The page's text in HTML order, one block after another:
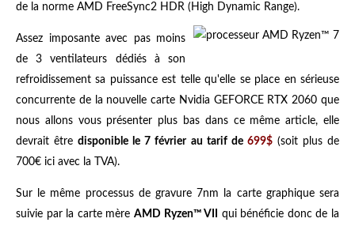
de la norme AMD FreeSync2 HDR (High Dynamic Range).
Assez imposante avec pas moins
de 3 ventilateurs dédiés à son
refroidissement sa puissance est telle qu'elle se place en sérieuse
concurrente de la nouvelle carte Nvidia GEFORCE RTX 2060 que
nous allons vous présenter plus bas dans ce même article, elle
devrait êtredisponible le 7 février au tarif de 699$(soit plus de
700€ ici avec la TVA).
Sur le même processus de gravure 7nm la carte graphique sera
suivie par la carte mère AMD Ryzen™ VII
qui bénéficie donc de la